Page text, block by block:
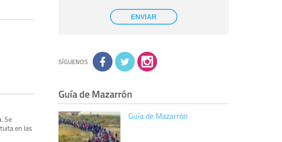
Se
en las
con su consentimiento previo, que podrá
facilitarnos mediante la casilla correspondiente
establecida al efecto.
Destinatarios:con carácter general, sólo el
Derechos:tiene derecho a saber qué
información tenemos sobre usted, corregirla y
eliminarla, tal y como se explica en la
información adicional disponible en nuestra
la información adicional y detallada sobre cómo
tratamos sus datos en la
ENVIAR
SÍGUENOS
Guía de Mazarrón
Guía de Mazarrón